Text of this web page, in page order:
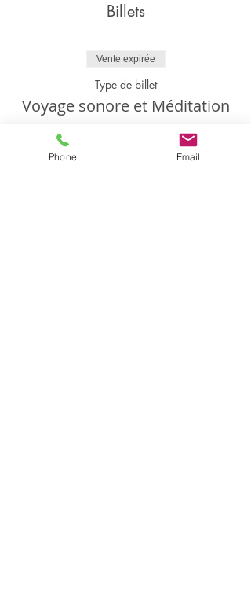
Billets
Vente expirée
Type de billet
Voyage sonore et Méditation
Phone Email